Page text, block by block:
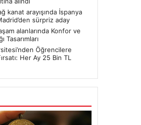
kanat arayışında İspanya
sürpriz aday
alanlarında Konfor ve
Tasarımları
Öğrencilere
Her Ay 25 Bin TL